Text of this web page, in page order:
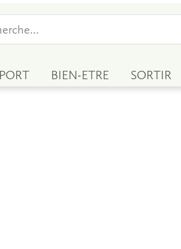
BIEN-ETRE SORTIR